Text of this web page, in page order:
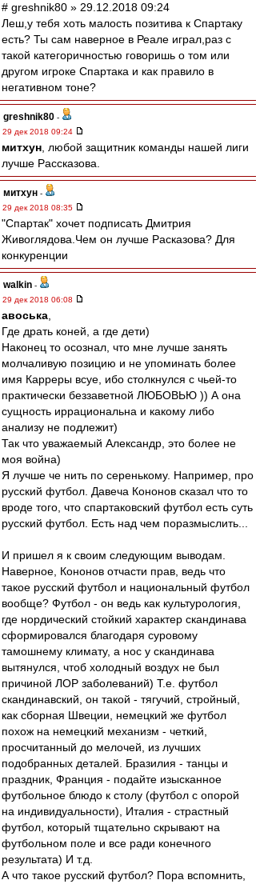
# greshnik80 » 29.12.2018 09:24
Леш,у тебя хоть малость позитива к Спартаку
есть? Ты сам наверное в Реале играл,раз с
такой категоричностью говоришь о том или
другом игроке Спартака и как правило в
негативном тоне?
greshnik80 -
29 дек 2018 09:24
митхун , любой защитник команды нашей лиги
лучше Рассказова.
митхун -
29 дек 2018 08:35
"Спартак" хочет подписать Дмитрия
Живоглядова.Чем он лучше Расказова? Для
конкуренции
walkin -
29 дек 2018 06:08
авоська
Где драть коней, а где дети)
Наконец то осознал, что мне лучше занять
молчаливую позицию и не упоминать более
имя Карреры всуе, ибо столкнулся с чьей-то
практически беззаветной ЛЮБОВЬЮ )) А она
сущность иррациональна и какому либо
анализу не подлежит)
Так что уважаемый Александр, это более не
моя война)
Я лучше че нить по серенькому. Например, про
русский футбол. Давеча Кононов сказал что то
вроде того, что спартаковский футбол есть суть
русский футбол. Есть над чем поразмыслить...
И пришел я к своим следующим выводам.
Наверное, Кононов отчасти прав, ведь что
такое русский футбол и национальный футбол
вообще? Футбол - он ведь как культурология,
где нордический стойкий характер скандинава
сформировался благодаря суровому
тамошнему климату, а нос у скандинава
вытянулся, чтоб холодный воздух не был
причиной ЛОР заболеваний) Т.е. футбол
скандинавский, он такой - тягучий, стройный,
как сборная Швеции, немецкий же футбол
похож на немецкий механизм - четкий,
просчитанный до мелочей, из лучших
подобранных деталей. Бразилия - танцы и
праздник, Франция - подайте изысканное
футбольное блюдо к столу (футбол с опорой
на индивидуальности), Италия - страстный
футбол, который тщательно скрывают на
футбольном поле и все ради конечного
результата) И т.д.
А что такое русский футбол? Пора вспомнить,